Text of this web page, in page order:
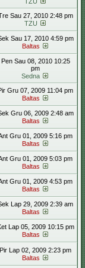
Sau 27, 2010 2:48 pm
TZU
Sau 17, 2010 4:59 pm
Baltas
Pen Sau 08, 2010 10:25
pm
Sedna
Gru 07, 2009 11:04 pm
Baltas
Gru 06, 2009 2:48 am
Baltas
Gru 01, 2009 5:16 pm
Baltas
Gru 01, 2009 5:03 pm
Baltas
Gru 01, 2009 4:53 pm
Baltas
Lap 29, 2009 2:39 am
Baltas
Lap 05, 2009 10:15 pm
Baltas
Pir Lap 02, 2009 2:23 pm
Baltas